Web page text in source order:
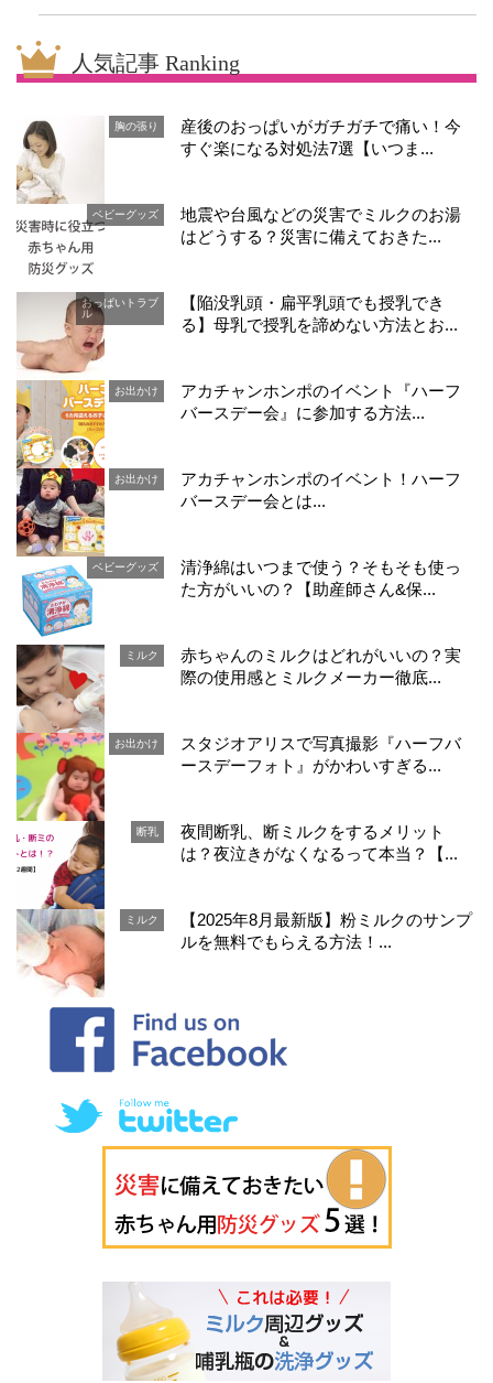
人気記事 Ranking
胸の張り
産後のおっぱいがガチガチで痛い！今
すぐ楽になる対処法7選【いつま...
ベビーグッズ
地震や台風などの災害でミルクのお湯
はどうする？災害に備えておきた...
おっぱいトラブ
ル
【陥没乳頭・扁平乳頭でも授乳でき
る】母乳で授乳を諦めない方法とお...
お出かけ
アカチャンホンポのイベント『ハーフ
バースデー会』に参加する方法...
お出かけ
アカチャンホンポのイベント！ハーフ
バースデー会とは...
ベビーグッズ
清浄綿はいつまで使う？そもそも使っ
た方がいいの？【助産師さん&保...
ミルク
赤ちゃんのミルクはどれがいいの？実
際の使用感とミルクメーカー徹底...
お出かけ
スタジオアリスで写真撮影『ハーフバ
ースデーフォト』がかわいすぎる...
断乳
夜間断乳、断ミルクをするメリット
は？夜泣きがなくなるって本当？【...
ミルク
【2025年8月最新版】粉ミルクのサンプ
ルを無料でもらえる方法！...